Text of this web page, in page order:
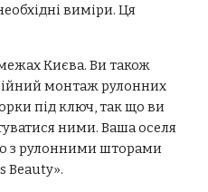
виміри. Ця
Києва. Ви також
монтаж рулонних
під ключ, так що ви
ними. Ваша оселя
з рулонними шторами
Beauty».